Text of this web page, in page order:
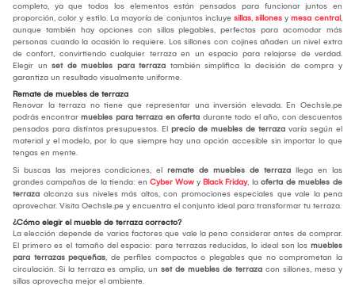
completo, ya que todos los elementos están pensados para funcionar juntos en
proporción, color y estilo. La mayoría de conjuntos incluye sillas, sillones y mesa central,
aunque también hay opciones con sillas plegables, perfectas para acomodar más
personas cuando la ocasión lo requiere. Los sillones con cojines añaden un nivel extra
de confort, convirtiendo cualquier terraza en un espacio para relajarse de verdad.
Elegir un set de muebles para terraza también simplifica la decisión de compra y
garantiza un resultado visualmente uniforme.
Remate de muebles de terraza
Renovar la terraza no tiene que representar una inversión elevada. En Oechsle.pe
podrás encontrar muebles para terraza en oferta durante todo el año, con descuentos
pensados para distintos presupuestos. El precio de muebles de terraza varía según el
material y el modelo, por lo que siempre hay una opción accesible sin importar lo que
tengas en mente.
Si buscas las mejores condiciones, el remate de muebles de terraza llega en las
grandes campañas de la tienda: en Cyber Wow y Black Friday, la oferta de muebles de
terraza alcanza sus niveles más altos, con promociones especiales que vale la pena
aprovechar. Visita Oechsle.pe y encuentra el conjunto ideal para transformar tu terraza.
¿Cómo elegir el mueble de terraza correcto?
La elección depende de varios factores que vale la pena considerar antes de comprar.
El primero es el tamaño del espacio: para terrazas reducidas, lo ideal son los muebles
para terrazas pequeñas, de perfiles compactos o plegables que no comprometan la
circulación. Si la terraza es amplia, un set de muebles de terraza con sillones, mesa y
sillas aprovecha mejor el ambiente.